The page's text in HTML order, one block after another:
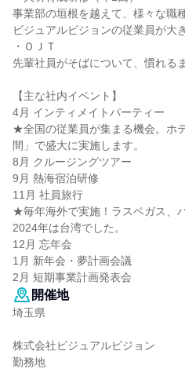
事業部の垣根を越えて、様々な職
ビジュアルビジョンの従業員が大
・ＯＪＴ
先輩社員がそばについて、慣れる
【主な社内イベント】
4月 インティメイトパーティー
★全国の従業員が集まる機会。ホ
間」で盛大に実施します。
8月 クルージングツアー
9月 熱海宿泊研修
11月 社員旅行
★毎年海外で実施！ラスベガス、
2024年は台湾でした。
12月 忘年会
1月 新年会・夢計画会議
2月 短期事業計画発表会
開催地
埼玉県
株式会社ビジュアルビジョン
勤務地